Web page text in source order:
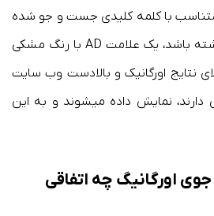
با کلمه کلیدی جست و جو شده
تبلیغی در گوگل وجود داشته باشد، یک علامت AD با رنگ مشکی
نتایج اورگانیک و بالادست وب سایت
نمایش داده میشوند و به این
اورگانیگ چه اتفاقی